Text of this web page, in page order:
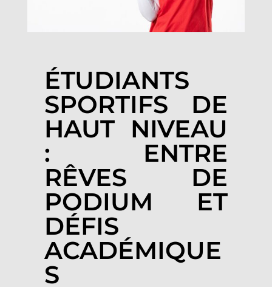
ÉTUDIANTS
SPORTIFS DE
HAUT NIVEAU
: ENTRE
RÊVES DE
PODIUM ET
DÉFIS
ACADÉMIQUE
S